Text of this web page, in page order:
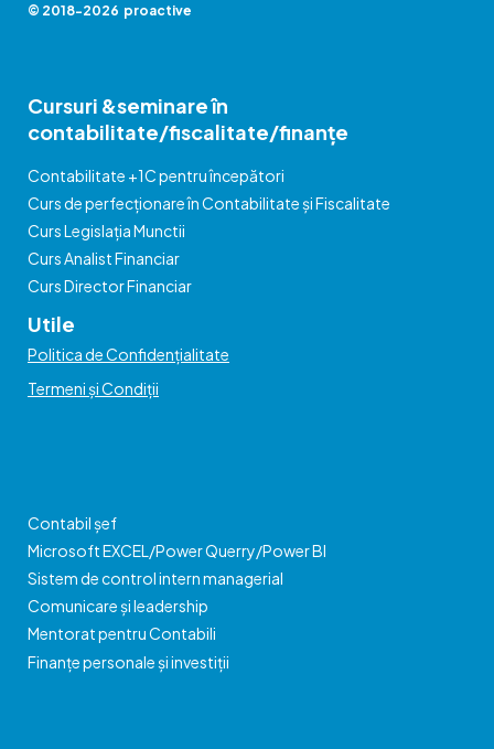
© 2018-2026 proactive
Cursuri &seminare în
contabilitate/fiscalitate/finanțe
Contabilitate +1C pentru începători
Curs de perfecționare în Contabilitate și Fiscalitate
Curs Legislația Munctii
Curs Analist Financiar
Curs Director Financiar
Utile
Politica de Confidențialitate
Termeni și Condiții
Contabil șef
Microsoft EXCEL/Power Querry/Power BI
Sistem de control intern managerial
Comunicare și leadership
Mentorat pentru Contabili
Finanțe personale și investiții